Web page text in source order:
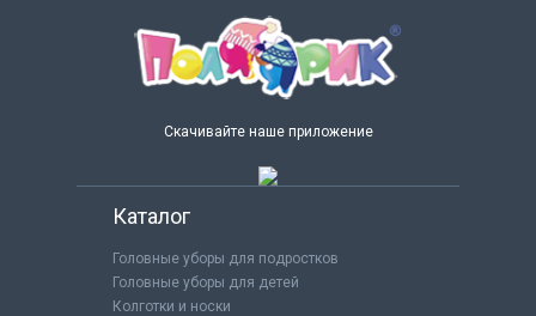
Скачивайте наше приложение
Каталог
Головные уборы для подростков
Головные уборы для детей
Колготки и носки